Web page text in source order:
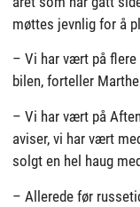
møttes jevnlig for å
– Vi har vært på flere
bilen, forteller
– Vi har vært på
aviser, vi har vært
solgt en hel haug
– Allerede før